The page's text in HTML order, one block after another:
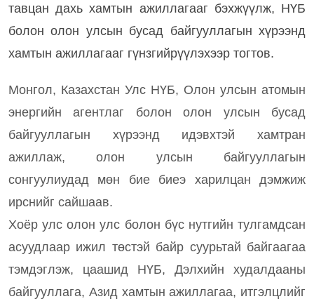
тавцан дахь хамтын ажиллагааг бэхжүүлж, НҮБ
болон олон улсын бусад байгууллагын хүрээнд
хамтын ажиллагааг гүнзгийрүүлэхээр тогтов.
Монгол, Казахстан Улс НҮБ, Олон улсын атомын
энергийн агентлаг болон олон улсын бусад
байгууллагын хүрээнд идэвхтэй хамтран
ажиллаж, олон улсын байгууллагын
сонгуулиудад мөн бие биеэ харилцан дэмжиж
ирснийг сайшаав.
Хоёр улс олон улс болон бүс нутгийн тулгамдсан
асуудлаар ижил төстэй байр суурьтай байгаагаа
тэмдэглэж, цаашид НҮБ, Дэлхийн худалдааны
байгууллага, Азид хамтын ажиллагаа, итгэлцлийг